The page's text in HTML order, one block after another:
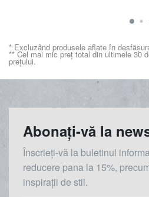
* Excluzând produsele aflate în
** Cel mai mic preț total din ultimele 30
prețului.
Abonați-vă la
Înscrieți-vă la buletinul
reducere pana la 15%,
inspirații de stil.